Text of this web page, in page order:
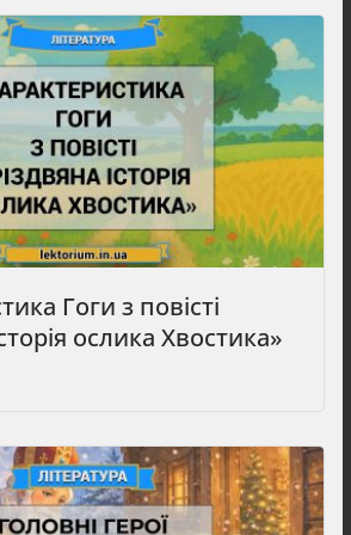
Гоги з повісті
ослика Хвостика»